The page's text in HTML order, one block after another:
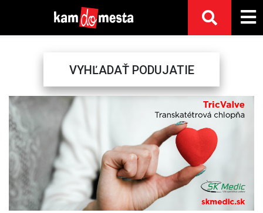
VYHĽADAŤ PODUJATIE
Previous